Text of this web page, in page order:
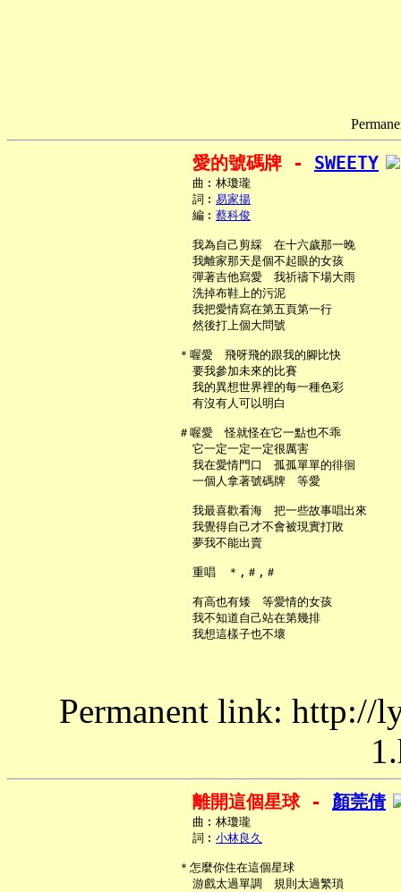
愛的號碼牌 - SWEETY
     曲︰林瓊瓏
     詞︰
易家揚
     編︰
蔡科俊
     我為自己剪綵　在十六歲那一晚
     我離家那天是個不起眼的女孩
     彈著吉他寫愛　我祈禱下場大雨
     洗掉布鞋上的污泥
     我把愛情寫在第五頁第一行
     然後打上個大問號
   ＊喔愛　飛呀飛的跟我的腳比快
     要我參加未來的比賽
     我的異想世界裡的每一種色彩
     有沒有人可以明白
   ＃喔愛　怪就怪在它一點也不乖
     它一定一定一定很厲害
     我在愛情門口　孤孤單單的徘徊
     一個人拿著號碼牌　等愛
     我最喜歡看海　把一些故事唱出來
     我覺得自己才不會被現實打敗
     夢我不能出賣
     重唱　＊,＃,＃
     有高也有矮　等愛情的女孩
     我不知道自己站在第幾排
Permanent link: http://
離開這個星球 - 顏莞倩
     曲︰林瓊瓏
     詞︰
小林良久
   ＊怎麼你住在這個星球
     游戲太過單調　規則太過繁瑣